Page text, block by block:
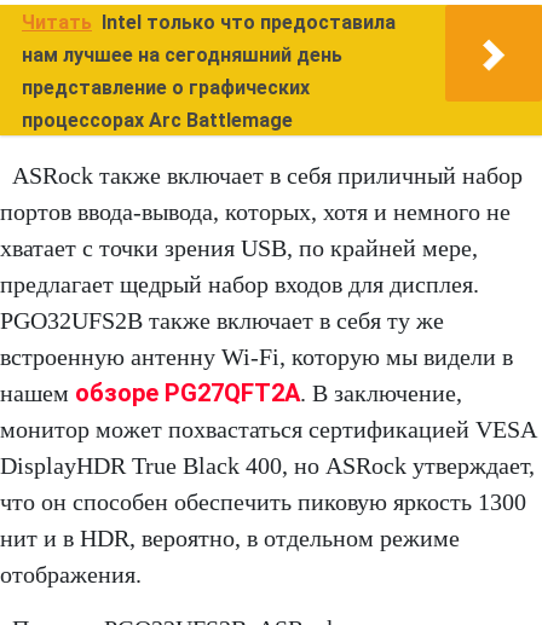
Читать
Intel только что предоставила
нам лучшее на сегодняшний день
представление о графических
процессорах Arc Battlemage
ASRock также включает в себя приличный набор
портов ввода-вывода, которых, хотя и немного не
хватает с точки зрения USB, по крайней мере,
предлагает щедрый набор входов для дисплея.
PGO32UFS2B также включает в себя ту же
встроенную антенну Wi-Fi, которую мы видели в
нашем обзоре PG27QFT2A. В заключение,
монитор может похвастаться сертификацией VESA
DisplayHDR True Black 400, но ASRock утверждает,
что он способен обеспечить пиковую яркость 1300
нит и в HDR, вероятно, в отдельном режиме
отображения.